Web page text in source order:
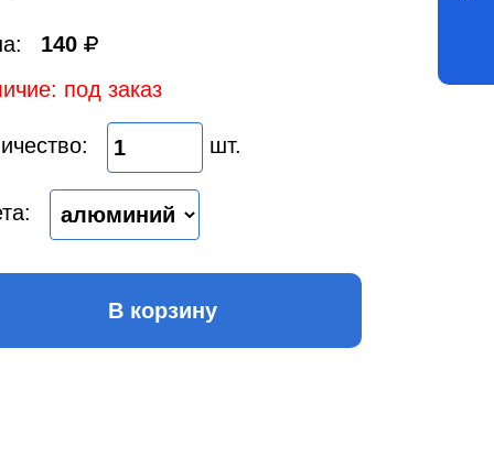
140
под заказ
шт.
В корзину